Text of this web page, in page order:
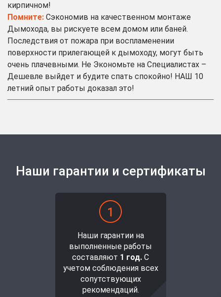
кирпичном!
Помните: Сэкономив на качественном монтаже
Дымохода, вы рискуете всем домом или баней.
Последствия от пожара при воспламенении
поверхности прилегающей к дымоходу, могут быть
очень плачевными. Не Экономьте на Специалистах –
Дешевле выйдет и будите спать спокойно! НАШ 10
летний опыт работы доказал это!
Наши гарантии и сертификаты
Наши гарантии на
выполненные работы
составляют 1 год. С
учетом соблюдения всех
сопутствующих
рекомендаций.